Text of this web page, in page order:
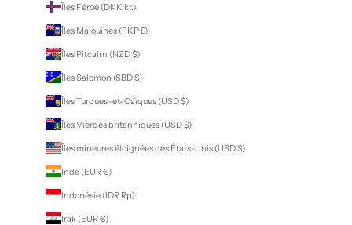
Îles Féroé (DKK kr.)
Îles Malouines (FKP £)
Îles Pitcairn (NZD $)
Îles Salomon (SBD $)
Îles Turques-et-Caïques (USD $)
Îles Vierges britanniques (USD $)
Îles mineures éloignées des États-Unis (USD $)
Inde (EUR €)
Indonésie (IDR Rp)
Irak (EUR €)